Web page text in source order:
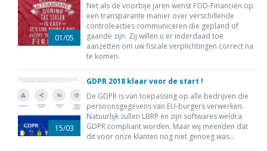
01/05
Net als de voorbije jaren wenst FOD-Financiën op
een transparante manier over verschillende
controleacties communiceren die gepland of
gaande zijn. Zij willen u er inderdaad toe
aanzetten om uw fiscale verplichtingen correct na
te komen.
15/03
GDPR 2018 klaar voor de start !
De GDPR is van toepassing op alle bedrijven die
persoonsgegevens van EU-burgers verwerken.
Natuurlijk zullen LBRP en zijn softwares weldra
GDPR compliant worden. Maar wij meenden dat
dit voor onze klanten nog niet genoeg was...